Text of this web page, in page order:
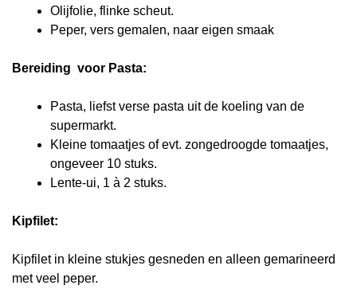
Olijfolie, flinke scheut.
Peper, vers gemalen, naar eigen smaak
Bereiding voor Pasta:
Pasta, liefst verse pasta uit de koeling van de
supermarkt.
Kleine tomaatjes of evt. zongedroogde tomaatjes,
ongeveer 10 stuks.
Lente-ui, 1 à 2 stuks.
Kipfilet:
Kipfilet in kleine stukjes gesneden en alleen gemarineerd
met veel peper.